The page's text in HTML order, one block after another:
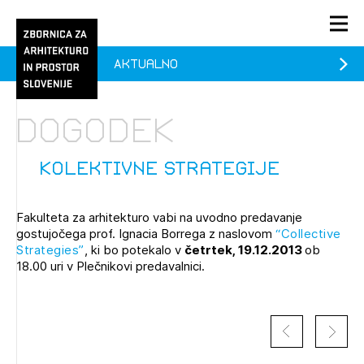
PRIJAVA
Praksa
O ZAPS
1/1
Pozdravljeni
Prijavite se s svojim ZAPS uporabniškim imenom in geslom.
PRIJAVITE SE
Kolektivne strategije
Dogodek
Aktualno
Fakulteta za arhitekturo vabi na uvodno predavanje
gostujočega prof. Ignacia Borrega z naslovom “Collective
Strategies”, ki bo potekalo v četrtek, 19.12.2013ob
18.00 uri v Plečnikovi predavalnici.
1/1
prijava
1/2
Prijava na novičnik
Ostanite na tekočem z novicami in se naročite na
Novičnike. Označite svojo izbiro.
Novičnike vam bomo pošiljali na vaš elektronski naslov.